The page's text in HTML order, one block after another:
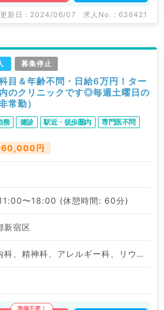
新日 : 2024/06/07 求人No. : 636421
募集停止
目＆年齢不問・日給6万円！ター
のクリニックです◎毎週土曜日の
常勤）
務 健診 駅近・徒歩圏内 専門医不問
60,000円
〜18:00 (休憩時間: 60分)
新宿区
神経内科、精神科、アレルギー科、リウマチ科、小児科、整形外科、形成外科、美容外科、脳神経外科、呼吸器外科、心臓血管外科、小児外科、皮膚科、泌尿器科、産婦人科、産科、婦人科、眼科、耳鼻咽喉科、放射線科、リハビリテーション科、麻酔科、ペインクリニック、人工透析科、緩和ケア科、一般内科、循環器内科、呼吸器内科、消化器内科、内分泌・代謝内科、腎臓内科、老年内科、血液内科、外科系全般、一般外科、消化器外科、乳腺外科、美容皮膚科、健診・人間ドック、救急科・ＩＣＵ、基礎医学系、膠原病科、その他、産業医